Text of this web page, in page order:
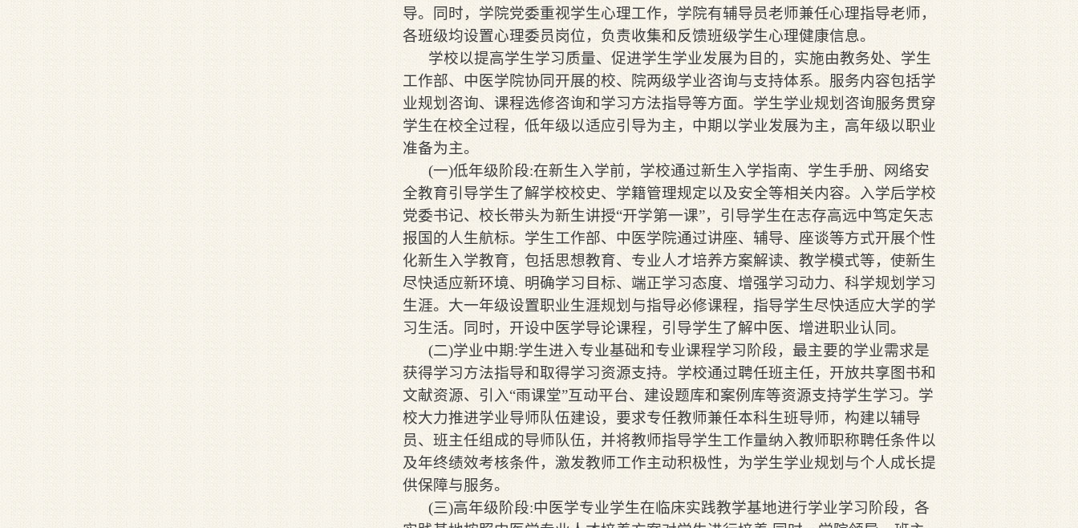
导。同时，学院党委重视学生心理工作，学院有辅导员老师兼任心理指导老师，
各班级均设置心理委员岗位，负责收集和反馈班级学生心理健康信息。
学校以提高学生学习质量、促进学生学业发展为目的，实施由教务处、学生
工作部、中医学院协同开展的校、院两级学业咨询与支持体系。服务内容包括学
业规划咨询、课程选修咨询和学习方法指导等方面。学生学业规划咨询服务贯穿
学生在校全过程，低年级以适应引导为主，中期以学业发展为主，高年级以职业
准备为主。
(一)低年级阶段:在新生入学前，学校通过新生入学指南、学生手册、网络安
全教育引导学生了解学校校史、学籍管理规定以及安全等相关内容。入学后学校
党委书记、校长带头为新生讲授“开学第一课”，引导学生在志存高远中笃定矢志
报国的人生航标。学生工作部、中医学院通过讲座、辅导、座谈等方式开展个性
化新生入学教育，包括思想教育、专业人才培养方案解读、教学模式等，使新生
尽快适应新环境、明确学习目标、端正学习态度、增强学习动力、科学规划学习
生涯。大一年级设置职业生涯规划与指导必修课程，指导学生尽快适应大学的学
习生活。同时，开设中医学导论课程，引导学生了解中医、增进职业认同。
(二)学业中期:学生进入专业基础和专业课程学习阶段，最主要的学业需求是
获得学习方法指导和取得学习资源支持。学校通过聘任班主任，开放共享图书和
文献资源、引入“雨课堂”互动平台、建设题库和案例库等资源支持学生学习。学
校大力推进学业导师队伍建设，要求专任教师兼任本科生班导师，构建以辅导
员、班主任组成的导师队伍，并将教师指导学生工作量纳入教师职称聘任条件以
及年终绩效考核条件，激发教师工作主动积极性，为学生学业规划与个人成长提
供保障与服务。
(三)高年级阶段:中医学专业学生在临床实践教学基地进行学业学习阶段，各